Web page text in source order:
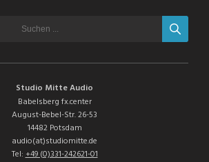
Studio Mitte Audio
Babelsberg fx.center
August-Bebel-Str. 26-53
14482 Potsdam
audio(at)studiomitte.de
Tel:+49 (0)331-242621-01